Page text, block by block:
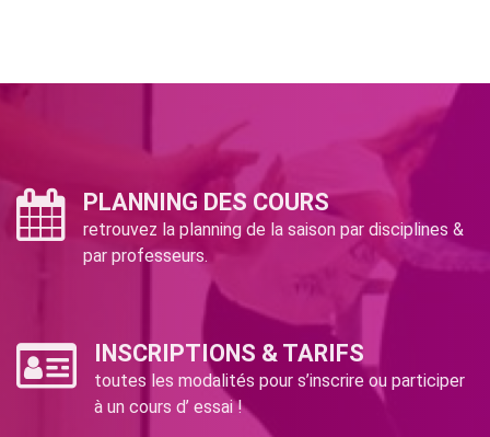
PLANNING DES COURS
retrouvez la planning de la saison par disciplines &
par professeurs.
INSCRIPTIONS & TARIFS
toutes les modalités pour s’inscrire ou participer
à un cours d’ essai !